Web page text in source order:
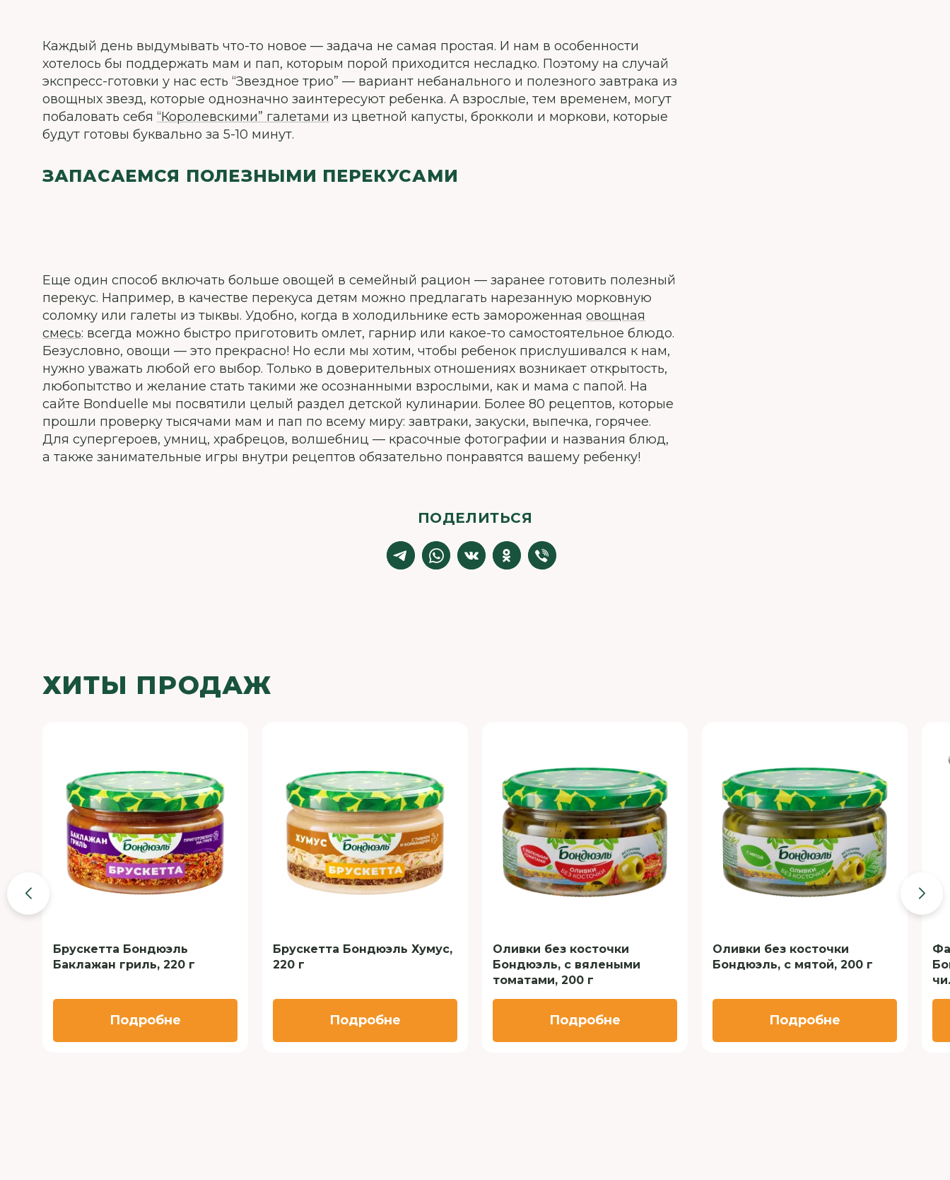
Каждый день выдумывать что-то новое — задача не самая простая. И нам в особенности
хотелось бы поддержать мам и пап, которым порой приходится несладко. Поэтому на случай
экспресс-готовки у нас есть “Звездное трио” — вариант небанального и полезного завтрака из
овощных звезд, которые однозначно заинтересуют ребенка. А взрослые, тем временем, могут
побаловать себя “Королевскими” галетами из цветной капусты, брокколи и моркови, которые
будут готовы буквально за 5-10 минут.
ЗАПАСАЕМСЯ ПОЛЕЗНЫМИ ПЕРЕКУСАМИ
Еще один способ включать больше овощей в семейный рацион — заранее готовить полезный
перекус. Например, в качестве перекуса детям можно предлагать нарезанную морковную
соломку или галеты из тыквы. Удобно, когда в холодильнике есть замороженная овощная
смесь: всегда можно быстро приготовить омлет, гарнир или какое-то самостоятельное блюдо.
Безусловно, овощи — это прекрасно! Но если мы хотим, чтобы ребенок прислушивался к нам,
нужно уважать любой его выбор. Только в доверительных отношениях возникает открытость,
любопытство и желание стать такими же осознанными взрослыми, как и мама с папой. На
сайте Bonduelle мы посвятили целый раздел детской кулинарии. Более 80 рецептов, которые
прошли проверку тысячами мам и пап по всему миру: завтраки, закуски, выпечка, горячее.
Для супергероев, умниц, храбрецов, волшебниц — красочные фотографии и названия блюд,
а также занимательные игры внутри рецептов обязательно понравятся вашему ребенку!
ПОДЕЛИТЬСЯ
ХИТЫ ПРОДАЖ
Брускетта Бондюэль
Баклажан гриль, 220 г
Подробне
Брускетта Бондюэль Хумус,
220 г
Подробне
Оливки без косточки
Бондюэль, с вялеными
томатами, 200 г
Подробне
Оливки без косточки
Бондюэль, с мятой, 200 г
Подробне